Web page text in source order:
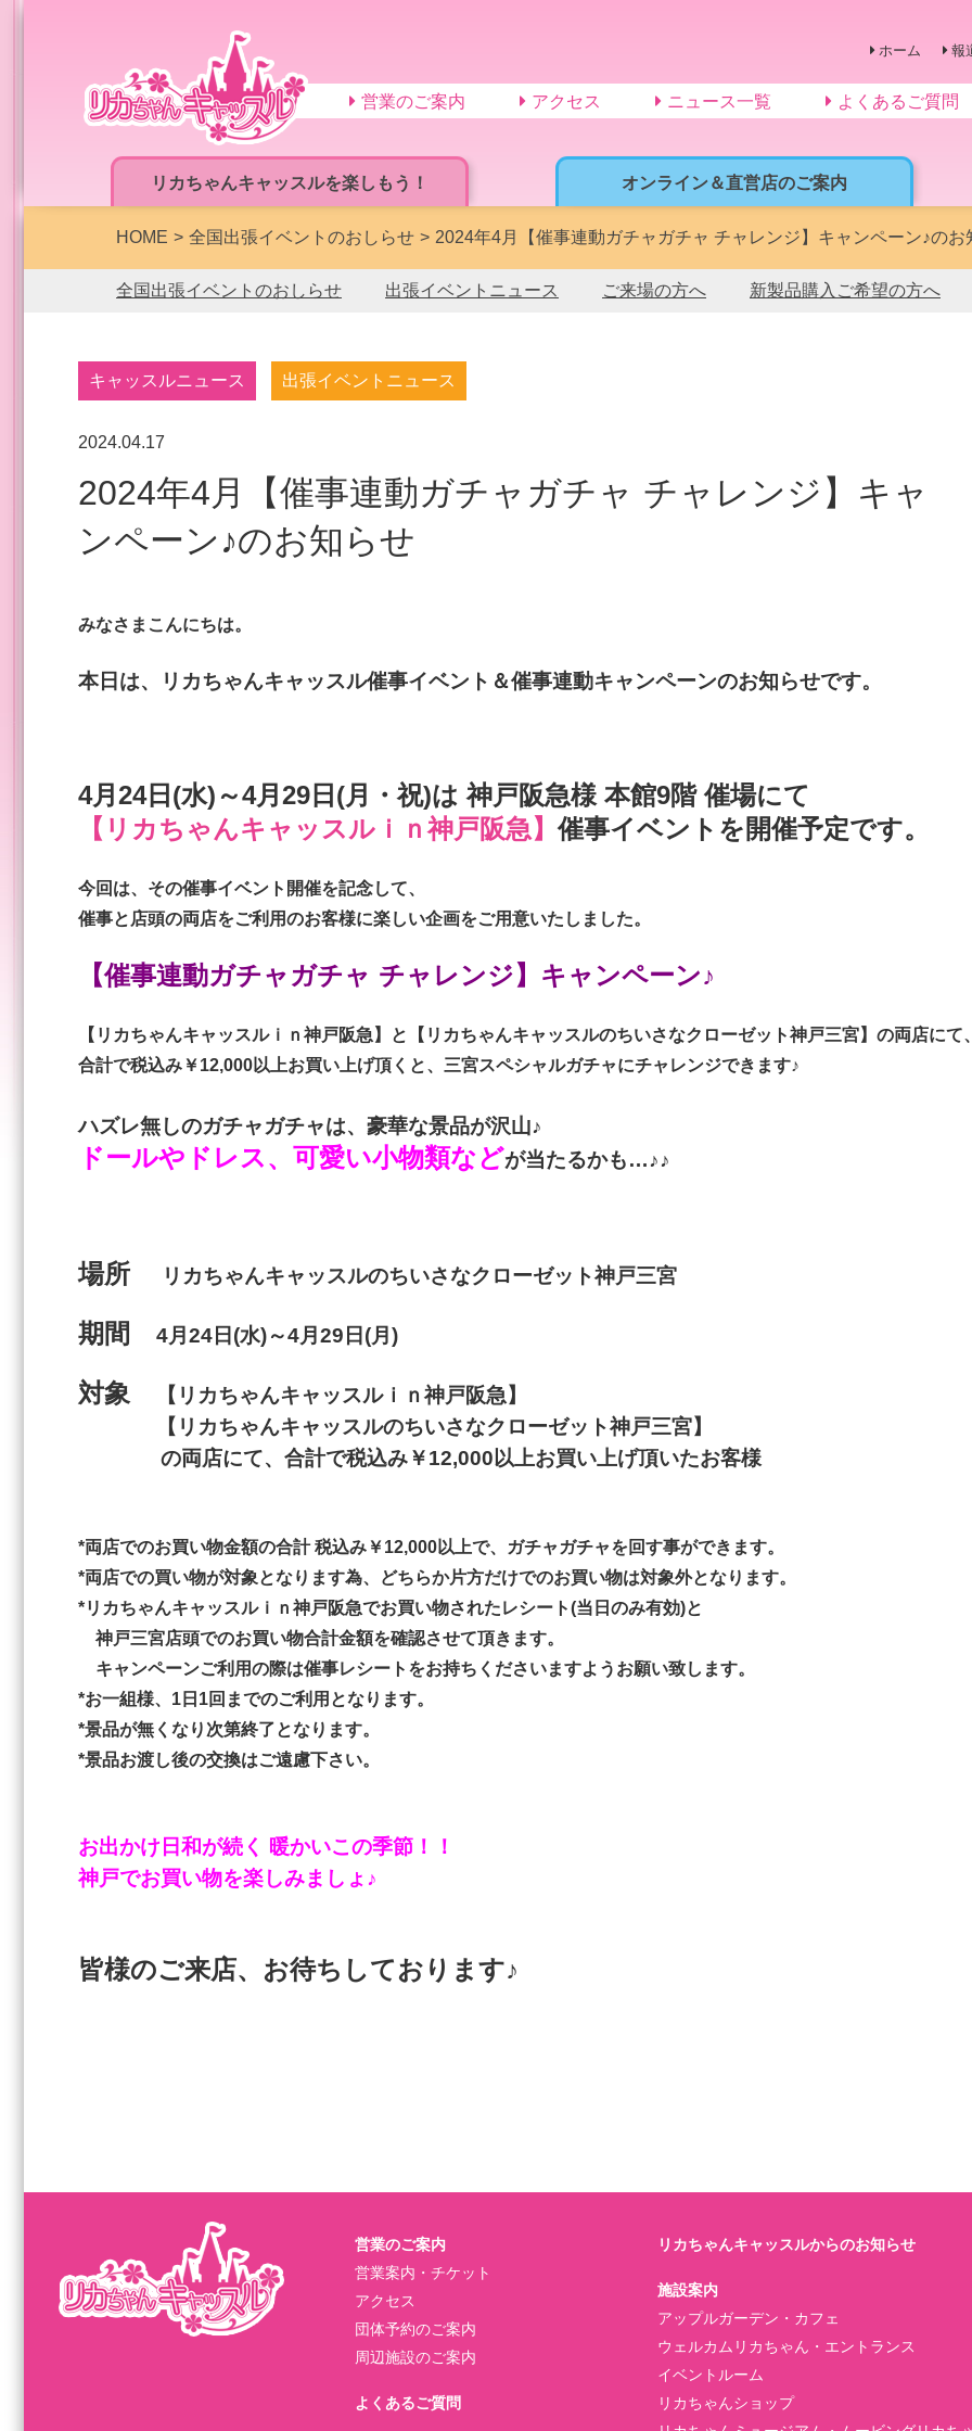
リカちゃんキャッスルを楽しもう！ オンライン＆直営店のご案内
ホーム 報
営業のご案内 アクセス ニュース一覧 よくあるご質問
HOME 全国出張イベントのおしらせ 2024年4月【催事連動ガチャガチャ チャレンジ】キャンペーン♪のお
全国出張イベントのおしらせ 出張イベントニュース ご来場の方へ 新製品購入ご希望の方へ
キャッスルニュース 出張イベントニュース
2024.04.17
2024年4月【催事連動ガチャガチャ チャレンジ】キャ
ンペーン♪のお知らせ
みなさまこんにちは。
本日は、リカちゃんキャッスル催事イベント＆催事連動キャンペーンのお知らせです。
4月24日(水)～4月29日(月・祝)は 神戸阪急様 本館9階 催場にて
【リカちゃんキャッスルｉｎ神戸阪急】催事イベントを開催予定です。
今回は、その催事イベント開催を記念して、
催事と店頭の両店をご利用のお客様に楽しい企画をご用意いたしました。
【催事連動ガチャガチャ チャレンジ】キャンペーン♪
【リカちゃんキャッスルｉｎ神戸阪急】と【リカちゃんキャッスルのちいさなクローゼット神戸三宮】 の両店にて
合計で税込み￥12,000以上お買い上げ頂くと、三宮スペシャルガチャにチャレンジできます♪
ハズレ無しのガチャガチャは、豪華な景品が沢山♪
ドールやドレス、可愛い小物類などが当たるかも…♪♪
場所 リカちゃんキャッスルのちいさなクローゼット神戸三宮
期間 4月24日(水)～4月29日(月)
対象
【リカちゃんキャッスルｉｎ神戸阪急】
【リカちゃんキャッスルのちいさなクローゼット神戸三宮】
の両店にて、合計で税込み￥12,000以上お買い上げ頂いたお客様
*両店でのお買い物金額の合計 税込み￥12,000以上で、ガチャガチャを回す事ができます。
*両店での買い物が対象となります為、どちらか片方だけでのお買い物は対象外となります。
*リカちゃんキャッスルｉｎ神戸阪急でお買い物されたレシート(当日のみ有効)と
神戸三宮店頭でのお買い物合計金額を確認させて頂きます。
キャンペーンご利用の際は催事レシートをお持ちくださいますようお願い致します。
*お一組様、1日1回までのご利用となります。
*景品が無くなり次第終了となります。
*景品お渡し後の交換はご遠慮下さい。
お出かけ日和が続く 暖かいこの季節！！
神戸でお買い物を楽しみましょ♪
皆様のご来店、お待ちしております♪
営業のご案内
営業案内・チケット
アクセス
団体予約のご案内
周辺施設のご案内
よくあるご質問
リカちゃんキャッスルからのお知らせ
施設案内
アップルガーデン・カフェ
ウェルカムリカちゃん・エントランス
イベントルーム
リカちゃんショップ